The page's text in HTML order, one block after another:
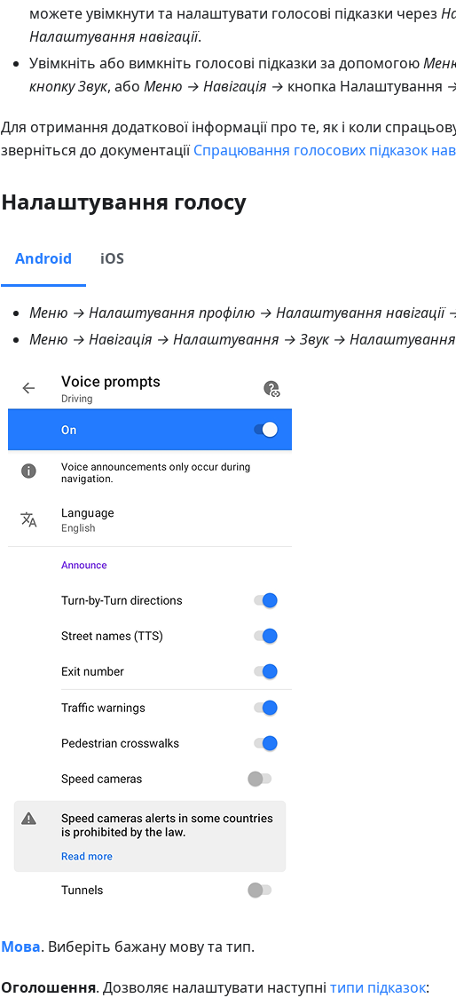
можете увімкнути та налаштувати голосові підказки через
Налаштування навігації.
Увімкніть або вимкніть голосові підказки за допомогою
кнопку Звук, або Меню → Навігація → кнопка Налаштування
Для отримання додаткової інформації про те, як і коли
зверніться до документаціїСпрацювання голосових підказок
Налаштування голосу
Android iOS
Меню → Налаштування профілю → Налаштування навігації →
Меню → Навігація → Налаштування → Звук → Налаштування
Мова. Виберіть бажану мову та тип.
Оголошення. Дозволяє налаштувати наступні типи підказок: